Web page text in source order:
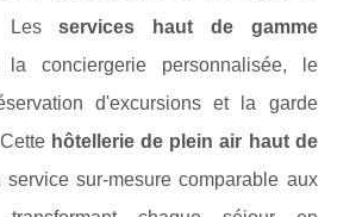
Lesservices haut de gamme
conciergerie personnalisée, le
d'excursions et la garde
hôtellerie de plein air haut de
service sur-mesure comparable aux